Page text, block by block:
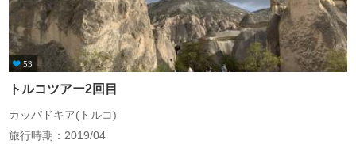
53
トルコツアー2回目
カッパドキア(トルコ)
旅行時期：2019/04